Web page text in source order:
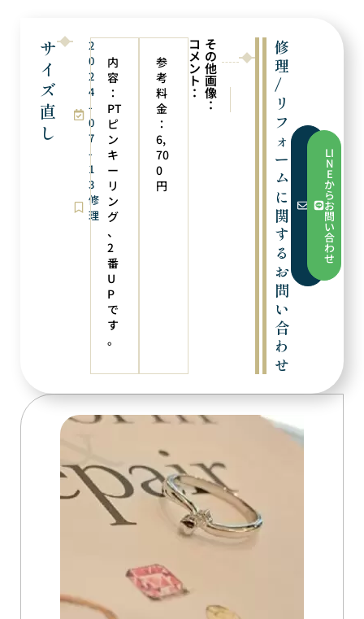
サ
イ
ズ
直
し
2
0
2
4
-
0
7
-
1
3
修
理
内
容
：
PT
ピ
ン
キ
ー
リ
ン
グ
、
2
番
U
P
で
す
。
参
考
料
金
：
6,
70
0
円
コ
メ
ン
ト
：
そ
の
他
画
像
： サイズ直し
修
理
/
リ
フ
ォ
ー
ム
に
関
す
る
お
問
い
合
わ
せ
フ
ら
お
せ
LI
N
E
か
ら
お
問
い
合
わ
せ